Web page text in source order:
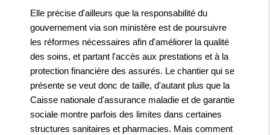
Elle précise d'ailleurs que la responsabilité du
gouvernement via son ministère est de poursuivre
les réformes nécessaires afin d'améliorer la qualité
des soins, et partant l'accès aux prestations et à la
protection financière des assurés. Le chantier qui se
présente se veut donc de taille, d'autant plus que la
Caisse nationale d'assurance maladie et de garantie
sociale montre parfois des limites dans certaines
structures sanitaires et pharmacies. Mais comment